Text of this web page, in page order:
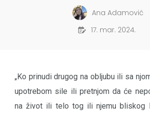
Ana Adamović
17. mar. 2024.
„Ko prinudi drugog na obljubu ili sa
upotrebom sile ili pretnjom da će
na život ili telo tog ili njemu bliskog